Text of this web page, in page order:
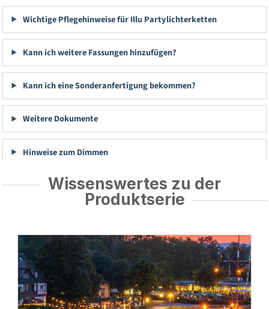
Wichtige Pflegehinweise für Illu Partylichterketten
Kann ich weitere Fassungen hinzufügen?
Kann ich eine Sonderanfertigung bekommen?
Weitere Dokumente
Hinweise zum Dimmen
Wissenswertes zu der
Produktserie